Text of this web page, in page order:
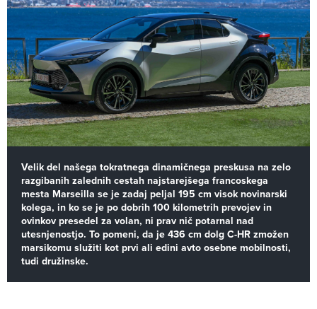
Velik del našega tokratnega dinamičnega preskusa na zelo
razgibanih zalednih cestah najstarejšega francoskega
mesta Marseilla se je zadaj peljal 195 cm visok novinarski
kolega, in ko se je po dobrih 100 kilometrih prevojev in
ovinkov presedel za volan, ni prav nič potarnal nad
utesnjenostjo. To pomeni, da je 436 cm dolg C-HR zmožen
marsikomu služiti kot prvi ali edini avto osebne mobilnosti,
tudi družinske.